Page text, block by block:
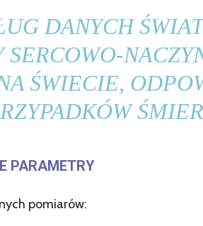
DANYCH
ŚWIECIE,
PARAMETRY
pomiarów: